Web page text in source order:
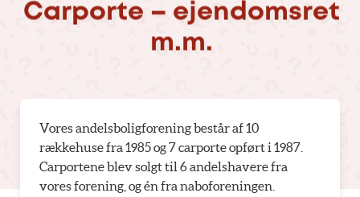
Carporte – ejendomsret
m.m.
Vores andelsboligforening består af 10
rækkehuse fra 1985 og 7 carporte opført i 1987.
Carportene blev solgt til 6 andelshavere fra
vores forening, og én fra naboforeningen.